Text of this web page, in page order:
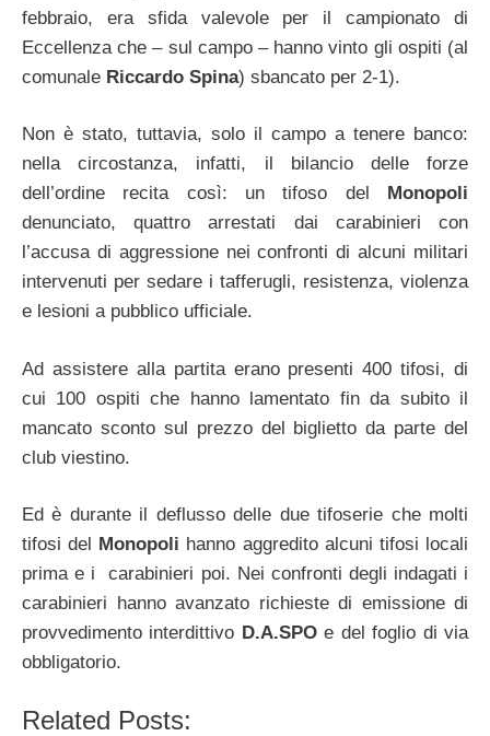
febbraio, era sfida valevole per il campionato di
Eccellenza che – sul campo – hanno vinto gli ospiti (al
comunale Riccardo Spina) sbancato per 2-1).
Non è stato, tuttavia, solo il campo a tenere banco:
nella circostanza, infatti, il bilancio delle forze
dell’ordine recita così: un tifoso del
Monopoli
denunciato, quattro arrestati dai carabinieri con
l’accusa di aggressione nei confronti di alcuni militari
intervenuti per sedare i tafferugli, resistenza, violenza
e lesioni a pubblico ufficiale.
Ad assistere alla partita erano presenti 400 tifosi, di
cui 100 ospiti che hanno lamentato fin da subito il
mancato sconto sul prezzo del biglietto da parte del
club viestino.
Ed è durante il deflusso delle due tifoserie che molti
tifosi del
Monopoli hanno aggredito alcuni tifosi locali
prima e i carabinieri poi. Nei confronti degli indagati i
carabinieri hanno avanzato richieste di emissione di
provvedimento interdittivo D.A.SPOe del foglio di via
obbligatorio.
Related Posts: